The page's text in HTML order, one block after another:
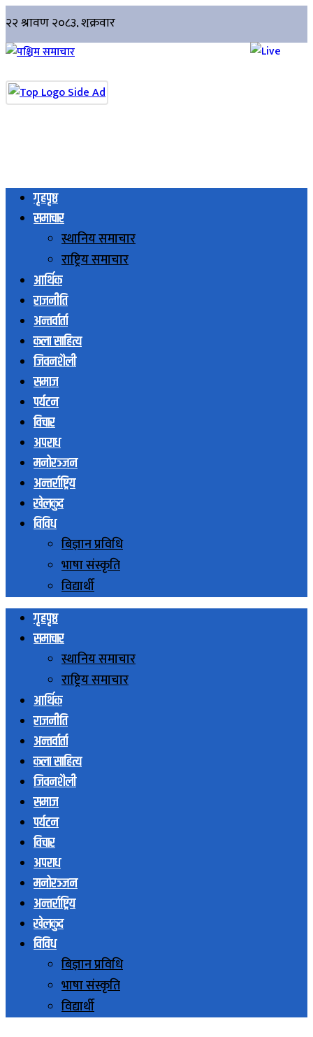
गृहपृष्ठ
समाचार
स्थानिय समाचार
राष्ट्रिय समाचार
आर्थिक
राजनीति
अन्तर्वार्ता
कला साहित्य
जिवनशैली
समाज
पर्यटन
विचार
अपराध
मनोरञ्जन
अन्तर्राष्ट्रिय
खेलकुद
विविध
बिज्ञान प्रविधि
भाषा संस्कृति
विद्यार्थी
गृहपृष्ठ
समाचार
स्थानिय समाचार
राष्ट्रिय समाचार
आर्थिक
राजनीति
अन्तर्वार्ता
कला साहित्य
जिवनशैली
समाज
पर्यटन
विचार
अपराध
मनोरञ्जन
अन्तर्राष्ट्रिय
खेलकुद
विविध
बिज्ञान प्रविधि
भाषा संस्कृति
विद्यार्थी